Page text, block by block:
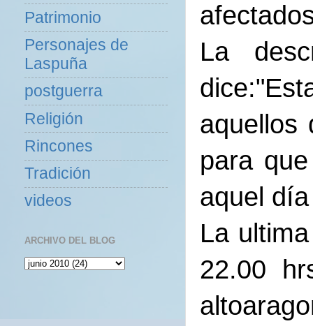
La
aquellos
para
aquel
La
22.00
Patrimonio
Personajes de
Laspuña
postguerra
Religión
Rincones
Tradición
videos
ARCHIVO DEL BLOG